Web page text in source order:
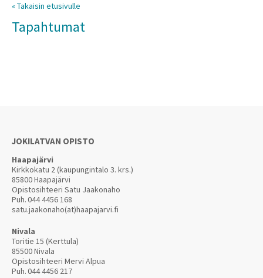
« Takaisin etusivulle
Tapahtumat
JOKILATVAN OPISTO
Haapajärvi
Kirkkokatu 2 (kaupungintalo 3. krs.)
85800 Haapajärvi
Opistosihteeri Satu Jaakonaho
Puh.044 4456 168
satu.jaakonaho(at)haapajarvi.fi
Nivala
Toritie 15 (Kerttula)
85500 Nivala
Opistosihteeri Mervi Alpua
Puh.044 4456 217